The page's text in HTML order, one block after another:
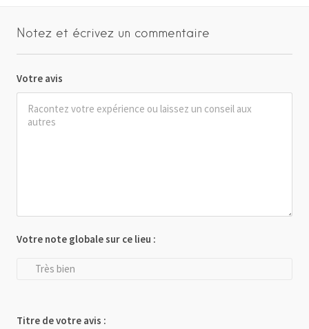
Notez et écrivez un commentaire
Votre avis
Votre note globale sur ce lieu :
Très bien
Titre de votre avis :